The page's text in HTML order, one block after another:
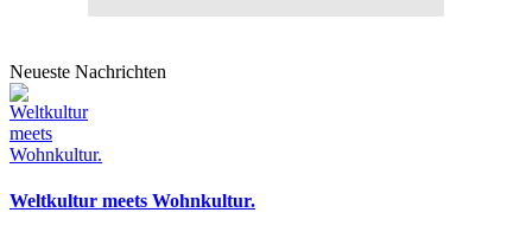
Neueste Nachrichten
Weltkultur meets Wohnkultur.